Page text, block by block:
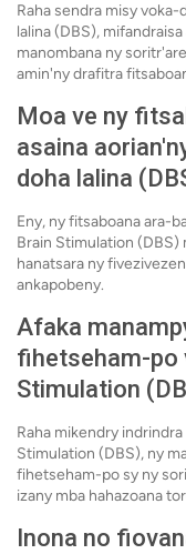
Raha sendra misy
lalina (DBS),
manombana ny
amin'ny drafitra
Moa ve ny
asaina
doha lalina
Eny, ny fitsaboana ara-
Brain Stimulation (DBS)
hanatsara ny
ankapobeny.
Afaka
fihetseham-po
Stimulation
Raha mikendry
Stimulation (DBS), ny
fihetseham-po sy ny
izany mba hahazoana
Inona no